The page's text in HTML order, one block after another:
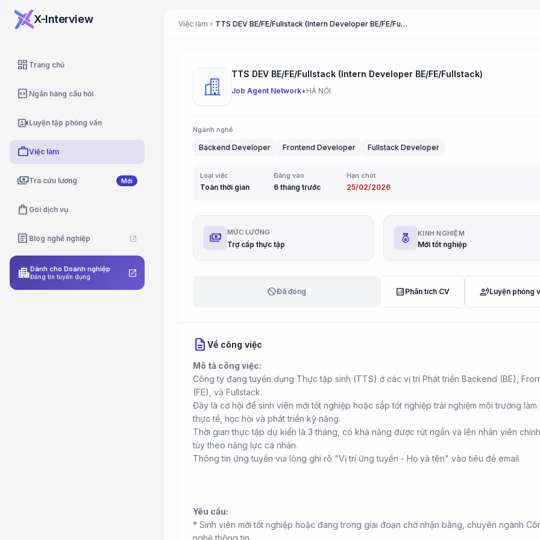
X-Interview
dashboard Trang chủ
code_blocks Ngân hàng câu hỏi
video_camera_frontLuyện tập phỏng vấn
workViệc làm
paymentsTra cứu lương Mới
shopping_bag Gói dịch vụ
article Blog nghề nghiệp open_in_new
apartmentDành cho Doanh nghiệp
Đăng tin tuyển dụng open_in_new
Việc làm chevron_right TTS DEV BE/FE/Fullstack (Intern Developer BE/FE/Fullstack)
TTS DEV BE/FE/Fullstack (Intern Developer BE/FE/Fullstack)
Job Agent Network• HÀ NỘI
Ngành nghề
Backend Developer Frontend Developer Fullstack Developer
Loại việc
Toàn thời gian
Đăng vào
6 tháng trước
Hạn chót
25/02/2026
payments MỨC LƯƠNG
Trợ cấp thực tập
KINH NGHIỆM
Mới tốt nghiệp
blockĐã đóng analytics Phân tích CV record_voice_overLuyện phỏng
description Về công việc
Mô tả công việc:
Công ty đang tuyển dụng Thực tập sinh (TTS) ở các vị trí Phát triển Backend (BE),
(FE), và Fullstack.
Đây là cơ hội để sinh viên mới tốt nghiệp hoặc sắp tốt nghiệp trải nghiệm môi trường làm
thực tế, học hỏi và phát triển kỹ năng.
Thời gian thực tập dự kiến là 3 tháng, có khả năng được rút ngắn và lên nhân viên
tùy theo năng lực cá nhân.
Thông tin ứng tuyển vui lòng ghi rõ "Vị trí ứng tuyển - Họ và tên" vào tiêu đề email.
Yêu cầu:
* Sinh viên mới tốt nghiệp hoặc đang trong giai đoạn chờ nhận bằng, chuyên ngành
nghệ thông tin.